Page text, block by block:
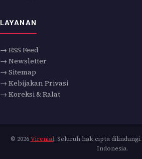
LAYANAN
→ RSS Feed
→ Newsletter
→ Sitemap
→ Kebijakan Privasi
→ Koreksi & Ralat
© 2026Virenial. Seluruh hak cipta
Indonesia.